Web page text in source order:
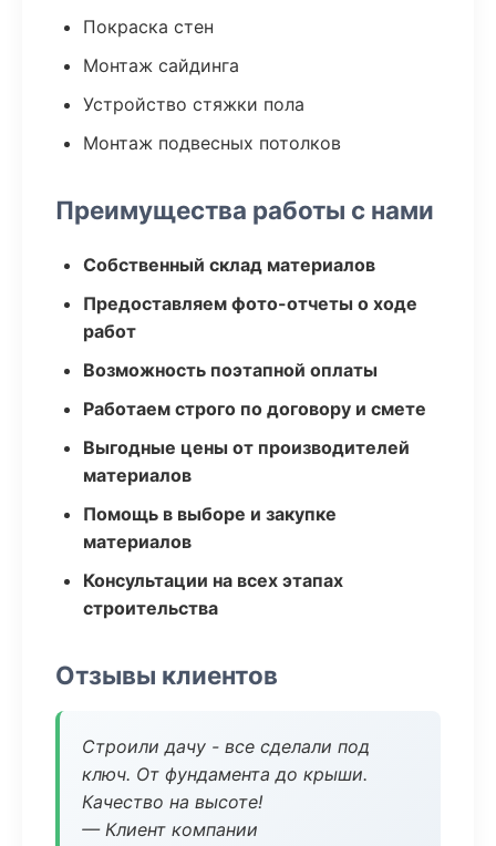
Покраска стен
Монтаж сайдинга
Устройство стяжки пола
Монтаж подвесных потолков
Преимущества работы с нами
Собственный склад материалов
Предоставляем фото-отчеты о ходе
работ
Возможность поэтапной оплаты
Работаем строго по договору и смете
Выгодные цены от производителей
материалов
Помощь в выборе и закупке
материалов
Консультации на всех этапах
строительства
Отзывы клиентов
Строили дачу - все сделали под
ключ. От фундамента до крыши.
Качество на высоте!
— Клиент компании